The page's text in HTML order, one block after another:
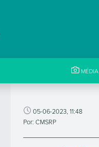
MÉDIA
05-06-2023, 11:48
Por: CMSRP